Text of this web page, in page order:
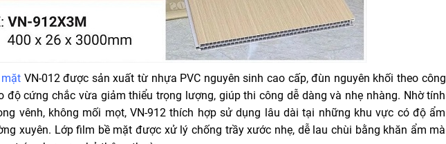
VN-012 được sản xuất từ nhựa PVC nguyên sinh cao cấp, đùn nguyên khối theo công
độ cứng chắc vừa giảm thiểu trọng lượng, giúp thi công dễ dàng và nhẹ nhàng. Nhờ tính
vênh, không mối mọt, VN-912 thích hợp sử dụng lâu dài tại những khu vực có độ ẩm
xuyên. Lớp film bề mặt được xử lý chống trầy xước nhẹ, dễ lau chùi bằng khăn ẩm mà